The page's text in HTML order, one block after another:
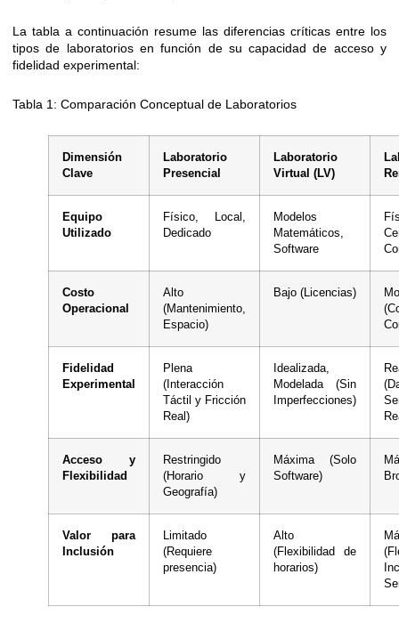
La tabla a continuación resume las diferencias críticas entre los
tipos de laboratorios en función de su capacidad de acceso y
fidelidad experimental:
Tabla 1: Comparación Conceptual de Laboratorios
Dimensión
Clave
Laboratorio
Presencial
Laboratorio
Virtual (LV)
Equipo
Utilizado
Físico, Local,
Dedicado
Modelos
Matemáticos,
Software
Costo
Operacional
Alto
(Mantenimiento,
Espacio)
Bajo (Licencias)
Fidelidad
Experimental
Plena
(Interacción
Táctil y Fricción
Real)
Idealizada,
Modelada (Sin
Imperfecciones)
Acceso y
Flexibilidad
Restringido
(Horario y
Geografía)
Máxima (Solo
Software)
Valor para
Inclusión
Limitado
(Requiere
presencia)
Alto
(Flexibilidad de
horarios)